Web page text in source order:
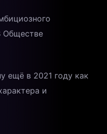
Обществе
ещё в 2021 году как
и